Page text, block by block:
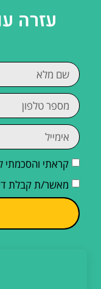
עזרה
קראתי והסכמתי
מאשר/ת קבלת